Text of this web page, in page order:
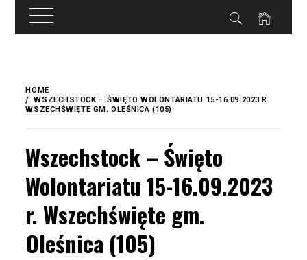
treści
content
HOME
WSZECHSTOCK – ŚWIĘTO WOLONTARIATU 15-16.09.2023 R.
WSZECHŚWIĘTE GM. OLEŚNICA (105)
Wszechstock – Święto
Wolontariatu 15-16.09.2023
r. Wszechświęte gm.
Oleśnica (105)